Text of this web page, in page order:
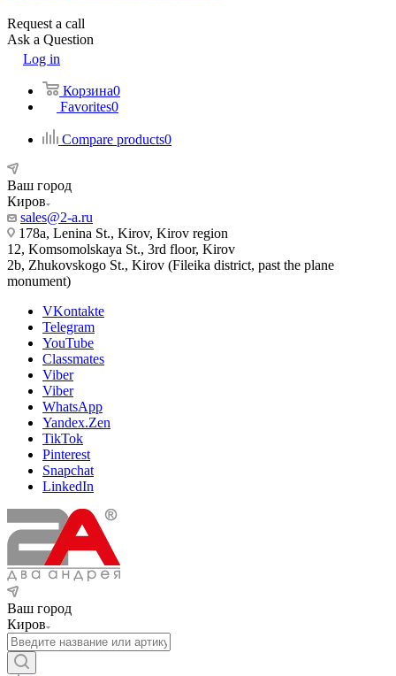
Request a call
Ask a Question
Log in
Корзина0
Favorites0
Compare products0
Ваш город
Киров
sales@2-a.ru
178a, Lenina St., Kirov, Kirov region
12, Komsomolskaya St., 3rd floor, Kirov
2b, Zhukovskogo St., Kirov (Fileika district, past the plane
monument)
VKontakte
Telegram
YouTube
Classmates
Viber
Viber
WhatsApp
Yandex.Zen
TikTok
Pinterest
Snapchat
LinkedIn
Ваш город
Киров